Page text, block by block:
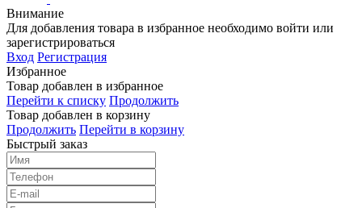
Внимание
Для добавления товара в избранное необходимо войти или
зарегистрироваться
Вход Регистрация
Избранное
Товар добавлен в избранное
Перейти к списку Продолжить
Товар добавлен в корзину
Продолжить Перейти в корзину
Быстрый заказ